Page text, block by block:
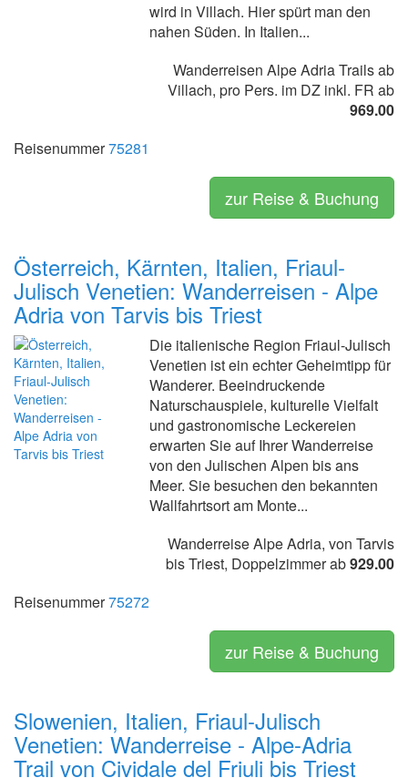
wird in Villach. Hier spürt man den
nahen Süden. In Italien...
Wanderreisen Alpe Adria Trails ab
Villach, pro Pers. im DZ inkl. FR ab
969.00
Reisenummer75281
zur Reise & Buchung
Österreich, Kärnten, Italien, Friaul-
Julisch Venetien: Wanderreisen - Alpe
Adria von Tarvis bis Triest
Die italienische Region Friaul-Julisch
Venetien ist ein echter Geheimtipp für
Wanderer. Beeindruckende
Naturschauspiele, kulturelle Vielfalt
und gastronomische Leckereien
erwarten Sie auf Ihrer Wanderreise
von den Julischen Alpen bis ans
Meer. Sie besuchen den bekannten
Wallfahrtsort am Monte...
Wanderreise Alpe Adria, von Tarvis
bis Triest, Doppelzimmer ab929.00
Reisenummer75272
zur Reise & Buchung
Slowenien, Italien, Friaul-Julisch
Venetien: Wanderreise - Alpe-Adria
Trail von Cividale del Friuli bis Triest